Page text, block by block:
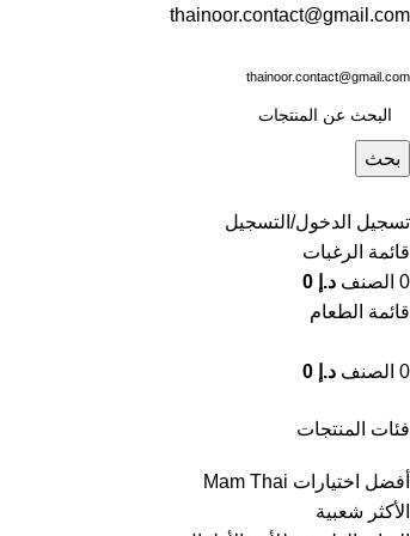
thainoor.contact@gmail.com
thainoor.contact@gmail.com
بحث
تسجيل الدخول/التسجيل
قائمة الرغبات
0 الصنف د.إ
قائمة الطعام
0 الصنف د.إ
فئات المنتجات
أفضل اختيارات Mam Thai
الأكثر شعبية